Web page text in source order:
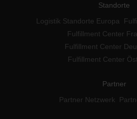
Standorte
Logistik Standorte Europa
Fulfillment Center
Fulfillment Center
Fulfillment Center
Partner
Partner Netzwerk